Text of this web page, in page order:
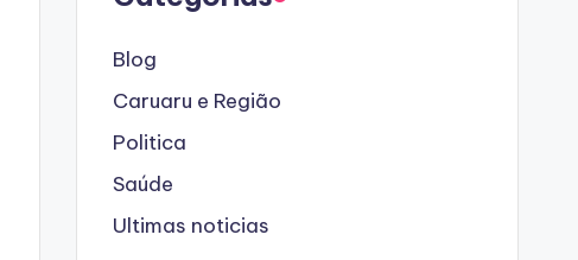
Blog
Caruaru e Região
Politica
Saúde
Ultimas noticias